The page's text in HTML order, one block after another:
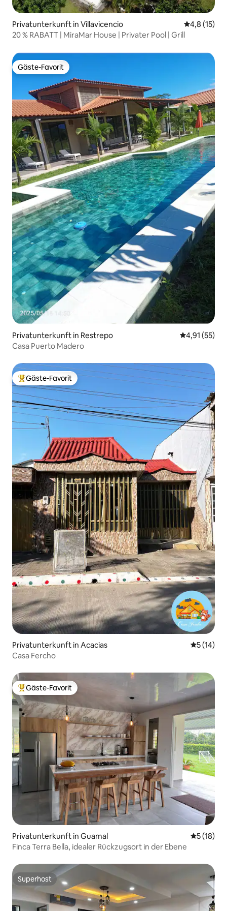
Privatunterkunft in Villavicencio
4,8 (15)
20 % RABATT | MiraMar House | Privater Pool | Grill
Gäste-Favorit
Gäste-Favorit
Privatunterkunft in Restrepo
4,91 (55)
Casa Puerto Madero
Beliebter Gäste-Favorit.
Gäste-Favorit
Privatunterkunft in Acacias
5 (14)
Casa Fercho
Beliebter Gäste-Favorit.
Gäste-Favorit
Privatunterkunft in Guamal
5 (18)
Finca Terra Bella, idealer Rückzugsort in der Ebene
Superhost
Superhost